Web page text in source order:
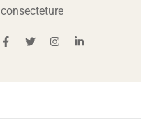
consecteture